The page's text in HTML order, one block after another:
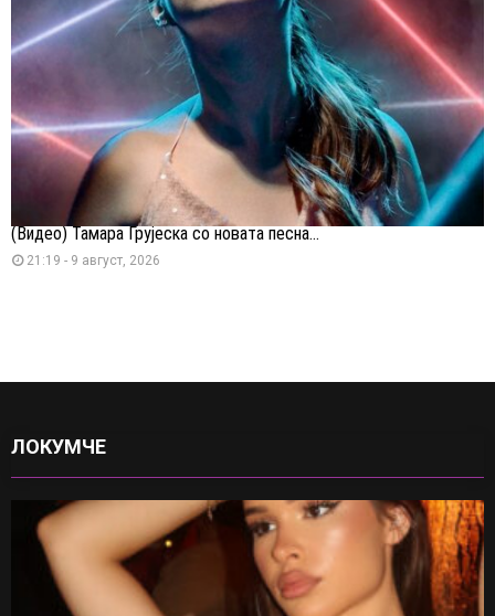
(Видео) Тамара Грујеска со новата песна...
21:19 - 9 август, 2026
ЛОКУМЧЕ